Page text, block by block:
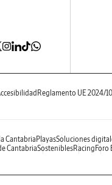
Reglamento UE 2024/
CantabriaPlayasSoluciones
CantabriaSosteniblesRacing Foro